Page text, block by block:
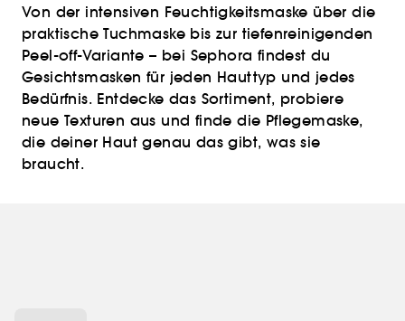
Von der intensiven Feuchtigkeitsmaske über die
praktische Tuchmaske bis zur tiefenreinigenden
Peel-off-Variante – bei Sephora findest du
Gesichtsmasken für jeden Hauttyp und jedes
Bedürfnis. Entdecke das Sortiment, probiere
neue Texturen aus und finde die Pflegemaske,
die deiner Haut genau das gibt, was sie
braucht.